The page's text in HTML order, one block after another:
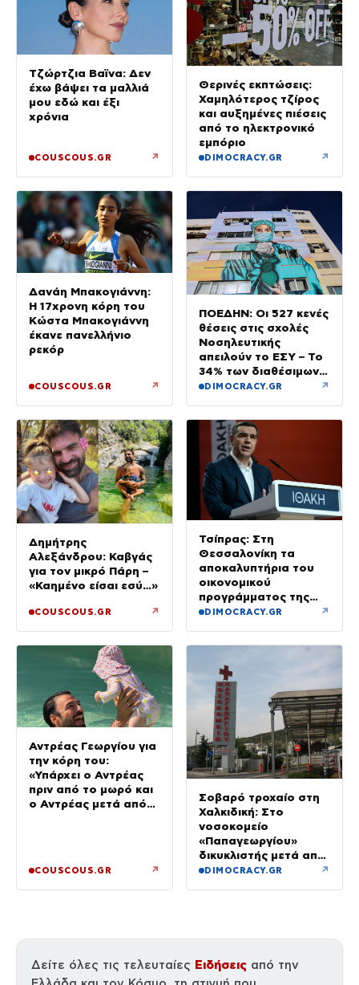
Τζώρτζια Βαϊνα: Δεν
έχω βάψει τα μαλλιά
μου εδώ και έξι
χρόνια
COUSCOUS.GR ↗
Θερινές εκπτώσεις:
Χαμηλότερος τζίρος
και αυξημένες πιέσεις
από το ηλεκτρονικό
εμπόριο
DIMOCRACY.GR ↗
Δανάη Μπακογιάννη:
Η 17χρονη κόρη του
Κώστα Μπακογιάννη
έκανε πανελλήνιο
ρεκόρ
COUSCOUS.GR ↗
ΠΟΕΔΗΝ: Οι 527 κενές
θέσεις στις σχολές
Νοσηλευτικής
απειλούν το ΕΣΥ – Το
34% των διαθέσιμων
δεν καλύφθηκε
DIMOCRACY.GR ↗
Δημήτρης
Αλεξάνδρου: Καβγάς
για τον μικρό Πάρη –
«Καημένο είσαι εσύ…»
COUSCOUS.GR ↗
Τσίπρας: Στη
Θεσσαλονίκη τα
αποκαλυπτήρια του
οικονομικού
προγράμματος της
ΕΛ.Α.Σ.
DIMOCRACY.GR ↗
Αντρέας Γεωργίου για
την κόρη του:
«Υπάρχει ο Αντρέας
πριν από το μωρό και
ο Αντρέας μετά από
COUSCOUS.GR ↗
Σοβαρό τροχαίο στη
Χαλκιδική: Στο
νοσοκομείο
«Παπαγεωργίου»
δικυκλιστής μετά από
σύγκρουση
DIMOCRACY.GR ↗
Δείτε όλες τις τελευταίες Ειδήσεις από την